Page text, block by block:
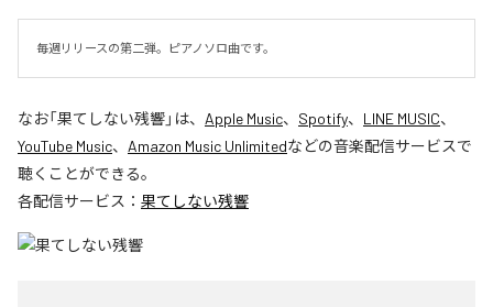
毎週リリースの第二弾。ピアノソロ曲です。
なお「果てしない残響」は、 Apple Music、 Spotify、 LINE MUSIC、
YouTube Music、 Amazon Music Unlimitedなどの音楽配信サービスで
聴くことができる。
各配信サービス： 果てしない残響